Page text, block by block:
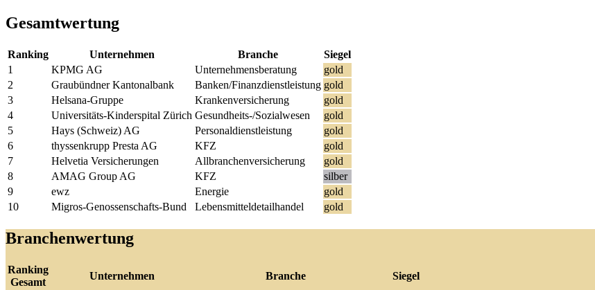
Gesamtwertung
Ranking Unternehmen Branche
Siegel
1
KPMG AG Unternehmensberatung
gold
2
Graubündner Kantonalbank Banken/Finanzdienstleistung gold
3
Helsana-Gruppe Krankenversicherung
gold
4
Universitäts-Kinderspital Zürich Gesundheits-/Sozialwesen
gold
5
Hays (Schweiz) AG Personaldienstleistung
gold
6
thyssenkrupp Presta AG KFZ
gold
7
Helvetia Versicherungen Allbranchenversicherung
gold
8
AMAG Group AG KFZ
silber
9
ewz Energie
gold
10
Migros-Genossenschafts-Bund Lebensmitteldetailhandel gold
Branchenwertung
Ranking
Gesamt
Unternehmen Branche
Siegel